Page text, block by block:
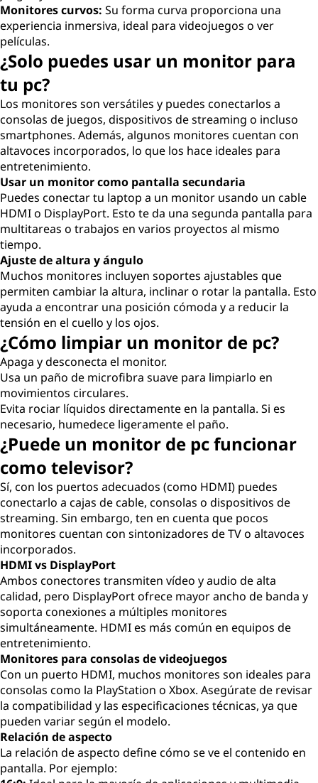
s
o
n
a
l
(
P
C
)
?
Monitores curvos: Su forma curva proporciona una
experiencia inmersiva, ideal para videojuegos o ver
películas.
¿Solo puedes usar un monitor para
tu pc?
Los monitores son versátiles y puedes conectarlos a
consolas de juegos, dispositivos de streaming o incluso
smartphones. Además, algunos monitores cuentan con
altavoces incorporados, lo que los hace ideales para
entretenimiento.
Usar un monitor como pantalla secundaria
Puedes conectar tu laptop a un monitor usando un cable
HDMI o DisplayPort. Esto te da una segunda pantalla para
multitareas o trabajos en varios proyectos al mismo
tiempo.
Ajuste de altura y ángulo
Muchos monitores incluyen soportes ajustables que
permiten cambiar la altura, inclinar o rotar la pantalla. Esto
ayuda a encontrar una posición cómoda y a reducir la
tensión en el cuello y los ojos.
¿Cómo limpiar un monitor de pc?
Apaga y desconecta el monitor.
Usa un paño de microfibra suave para limpiarlo en
movimientos circulares.
Evita rociar líquidos directamente en la pantalla. Si es
necesario, humedece ligeramente el paño.
¿Puede un monitor de pc funcionar
como televisor?
Sí, con los puertos adecuados (como HDMI) puedes
conectarlo a cajas de cable, consolas o dispositivos de
streaming. Sin embargo, ten en cuenta que pocos
monitores cuentan con sintonizadores de TV o altavoces
incorporados.
HDMI vs DisplayPort
Ambos conectores transmiten vídeo y audio de alta
calidad, pero DisplayPort ofrece mayor ancho de banda y
soporta conexiones a múltiples monitores
simultáneamente. HDMI es más común en equipos de
entretenimiento.
Monitores para consolas de videojuegos
Con un puerto HDMI, muchos monitores son ideales para
consolas como la PlayStation o Xbox. Asegúrate de revisar
la compatibilidad y las especificaciones técnicas, ya que
pueden variar según el modelo.
Relación de aspecto
La relación de aspecto define cómo se ve el contenido en
pantalla. Por ejemplo: